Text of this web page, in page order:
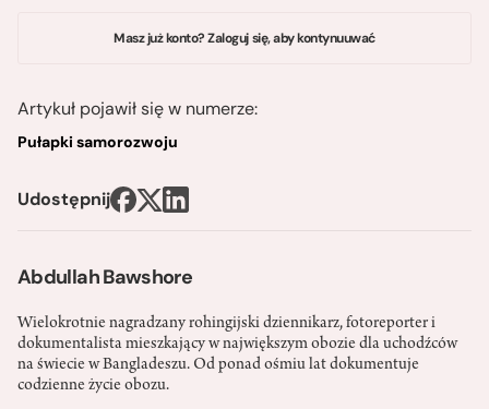
Abdullah Bawshore
Wielokrotnie nagradzany rohingijski dziennikarz, fotoreporter i
dokumentalista mieszkający w największym obozie dla uchodźców
na świecie w Bangladeszu. Od ponad ośmiu lat dokumentuje
codzienne życie obozu.
Masz już konto? Zaloguj się, aby kontynuuwać
Artykuł pojawił się w numerze:
Pułapki samorozwoju
Udostępnij